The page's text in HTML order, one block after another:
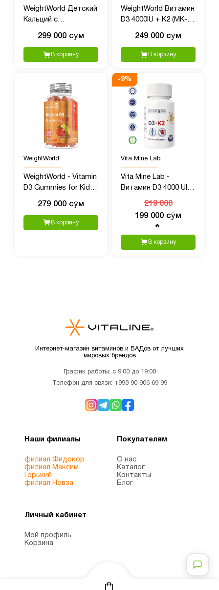
WeightWorld Детский
Кальций с
жевательных мишек
299 000 сӯм
В корзину
WeightWorld Витамин
D3 4000IU + K2 (MK-7)
249 000 сӯм
В корзину
WeightWorld
WeightWorld - Vitamin
D3 Gummies for Kids,
279 000 сӯм
В корзину
-9%
Vita Mine Lab
Vita Mine Lab -
Витамин D3 4000 UI +
K2 100 mcg, 60 капсул
219 000
199 000 сӯм
🔥
В корзину
Интернет-магазин витаминов и БАДов от лучших
мировых брендов
График работы: с 9:00 до 19:00
Телефон для связи: +998 90 906 69 99
Наши филиалы
филиал Фидокор
филиал Максим
Горький
филиал Новза
Покупателям
О нас
Каталог
Контакты
Блог
Личный кабинет
Мой профиль
Корзина